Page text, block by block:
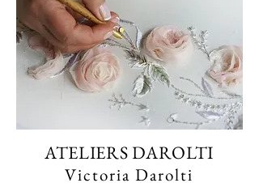
ATELIERS DAROLTI
Victoria Darolti